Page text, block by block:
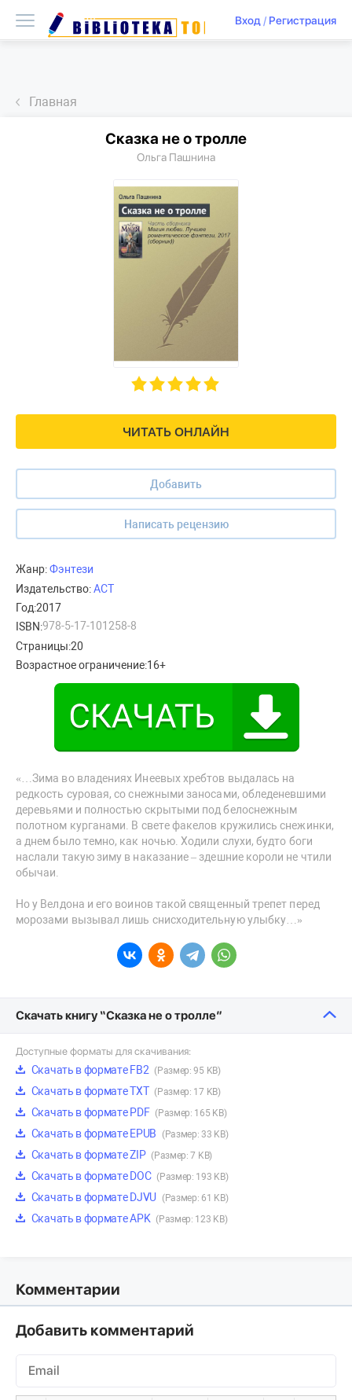
Вход/ Регистрация
Главная
ЧИТАТЬ ОНЛАЙН
Добавить
Написать рецензию
Сказка не о тролле
Ольга Пашнина
Жанр:Фэнтези
Издательство:АСТ
Год:2017
ISBN:978-5-17-101258-8
Страницы:20
Возрастное ограничение:16+
«…Зима во владениях Инеевых хребтов выдалась на
редкость суровая, со снежными заносами, обледеневшими
деревьями и полностью скрытыми под белоснежным
полотном курганами. В свете факелов кружились снежинки,
а днем было темно, как ночью. Ходили слухи, будто боги
наслали такую зиму в наказание – здешние короли не чтили
обычаи.
Но у Велдона и его воинов такой священный трепет перед
морозами вызывал лишь снисходительную улыбку…»
Скачать книгу “Сказка не о тролле”
Доступные форматы для скачивания:
Скачать в формате FB2 (Размер: 95 KB)
Скачать в формате TXT (Размер: 17 KB)
Скачать в формате PDF (Размер: 165 KB)
Скачать в формате EPUB (Размер: 33 KB)
Скачать в формате ZIP (Размер: 7 KB)
Скачать в формате DOC (Размер: 193 KB)
Скачать в формате DJVU (Размер: 61 KB)
Скачать в формате APK (Размер: 123 KB)
Комментарии
Добавить комментарий